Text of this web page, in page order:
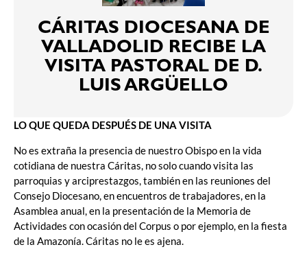
CÁRITAS DIOCESANA DE
VALLADOLID RECIBE LA
VISITA PASTORAL DE D.
LUIS ARGÜELLO
LO QUE QUEDA DESPUÉS DE UNA VISITA
No es extraña la presencia de nuestro Obispo en la vida
cotidiana de nuestra Cáritas, no solo cuando visita las
parroquias y arciprestazgos, también en las reuniones del
Consejo Diocesano, en encuentros de trabajadores, en la
Asamblea anual, en la presentación de la Memoria de
Actividades con ocasión del Corpus o por ejemplo, en la fiesta
de la Amazonía. Cáritas no le es ajena.